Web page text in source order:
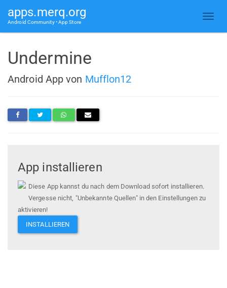
apps.merq.org
Android Community • App Store
Undermine
Android App von Mufflon12
App installieren
Diese App kannst du nach dem Download sofort installieren.
Vergesse nicht, "Unbekannte Quellen" in den Einstellungen zu
aktivieren!
INSTALLIEREN